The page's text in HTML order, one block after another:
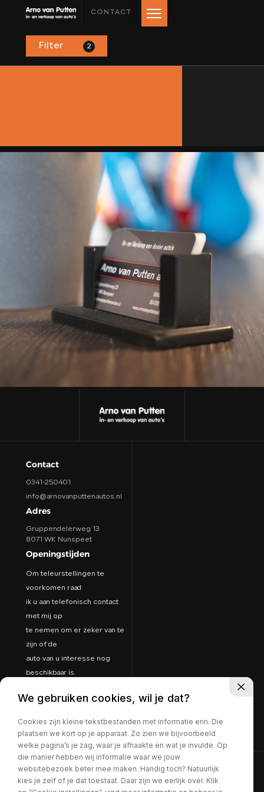
CONTACT
HOME
DIENSTEN
VERKOCHT
OVER ONS
BEOORDELINGEN
CONTACT
Filter 2
Contact
0341-250401
info@arnovanputtenautos.nl
Adres
Gruppendelerweg 13
8071 WK Nunspeet
Openingstijden
Om teleurstellingen te
voorkomen raad
ik u aan telefonisch contact
met mij op
te nemen om er zeker van te
zijn of de
auto van u interesse nog
beschikbaar is.
in, en weet
op de zaak.
Volg ons:
We gebruiken cookies, wil je dat?
Cookies zijn kleine tekstbestanden met informatie erin. Die
plaatsen we kort op je apparaat. Zo zien we bijvoorbeeld
welke pagina’s je zag, waar je afhaakte en wat je invulde. Op
die manier hebben wij informatie waar we jouw
websitebezoek beter mee maken. Handig toch? Natuurlijk
kies je zelf of je dat toestaat. Daar zijn we eerlijk over. Klik